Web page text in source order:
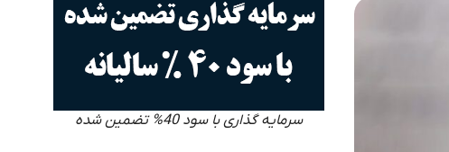
سرمایه گذاری با سود 40% تضمین شده